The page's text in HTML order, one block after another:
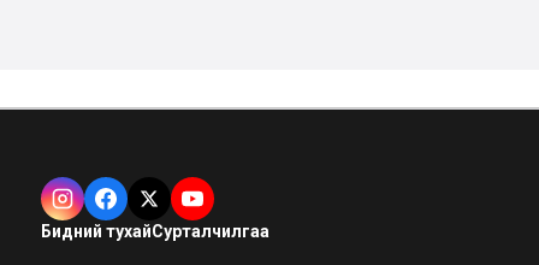
Бидний тухайСурталчилгаа